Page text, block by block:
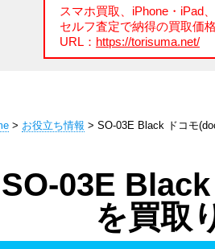
スマホ買取、iPhone・iPad
セルフ査定で納得の買取価
URL： https://torisuma.net/
> お役立ち情報 > SO-03E Black ドコモ
SO-03E
を買取